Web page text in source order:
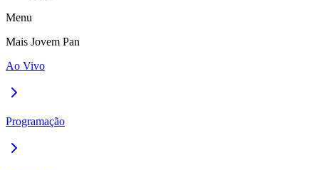
Menu
Mais Jovem Pan
Ao Vivo
Programação